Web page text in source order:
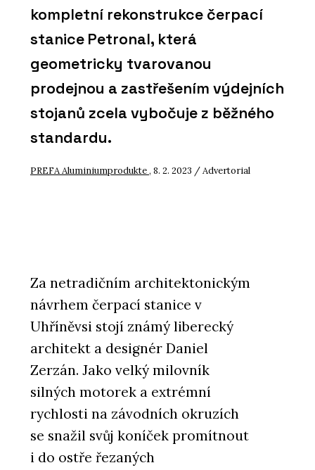
kompletní rekonstrukce čerpací
stanice Petronal, která
geometricky tvarovanou
prodejnou a zastřešením výdejních
stojanů zcela vybočuje z běžného
standardu.
PREFA Aluminiumprodukte, 8. 2. 2023 / Advertorial
Za netradičním architektonickým
návrhem čerpací stanice v
Uhříněvsi stojí známý liberecký
architekt a designér Daniel
Zerzán. Jako velký milovník
silných motorek a extrémní
rychlosti na závodních okruzích
se snažil svůj koníček promítnout
i do ostře řezaných